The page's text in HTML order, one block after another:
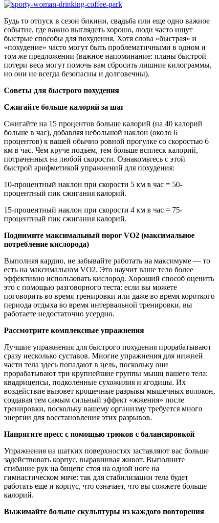
Будь то отпуск в сезон бикини, свадьба или еще одно важное
событие, где важно выглядеть хорошо, люди часто ищут
быстрые способы для похудения. Хотя слова «быстрая» и
«похудение» часто могут быть проблематичными в одном и
том же предложении (важное напоминание: планы быстрой
потери веса могут помочь вам сбросить лишние килограммы,
но они не всегда безопасны и долговечны).
Советы для быстрого похудения
Сжигайте больше калорий за шаг
Сжигайте на 15 процентов больше калорий (на 40 калорий
больше в час), добавляя небольшой наклон (около 6
процентов) к вашей обычно ровной прогулке со скоростью 6
км в час. Чем круче подъем, тем больше всплеск калорий,
потраченных на любой скорости. Ознакомьтесь с этой
быстрой арифметикой упражнений для похудения:
10-процентный наклон при скорости 5 км в час = 50-
процентный пик сжигания калорий.
15-процентный наклон при скорости 4 км в час = 75-
процентный пик сжигания калорий.
Поднимите максимальный порог VO2 (максимальное
потребление кислорода)
Выполняя кардио, не забывайте работать на максимуме — то
есть на максимальном VO2. Это научит ваше тело более
эффективно использовать кислород. Хороший способ оценить
это с помощью разговорного теста: если вы можете
поговорить во время тренировки или даже во время короткого
периода отдыха во время интервальной тренировки, вы
работаете недостаточно усердно.
Рассмотрите комплексные упражнения
Лучшие упражнения для быстрого похудения прорабатывают
сразу несколько суставов. Многие упражнения для нижней
части тела здесь попадают в цель, поскольку они
прорабатывают три крупнейшие группы мышц вашего тела:
квадрицепсы, подколенные сухожилия и ягодицы. Их
воздействие вызовет крошечные разрывы мышечных волокон,
создавая тем самым сильный эффект «жжения» после
тренировки, поскольку вашему организму требуется много
энергии для восстановления этих разрывов.
Напрягите пресс с помощью трюков с балансировкой
Упражнения на шатких поверхностях заставляют вас больше
задействовать корпус, выравнивая живот. Выполните
сгибание рук на бицепс стоя на одной ноге на
гимнастическом мяче: так для стабилизации тела будет
работать еще и корпус, что означает, что вы сожжете больше
калорий.
Выжимайте больше скульптуры из каждого повторения